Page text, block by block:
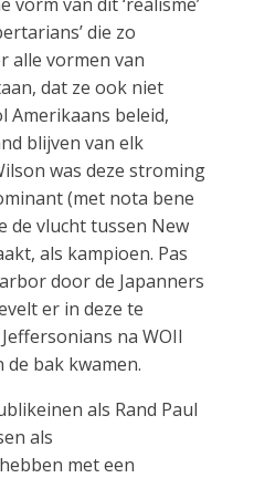
die zo
alle vormen van
dat ze ook niet
Amerikaans beleid,
blijven van elk
was deze stroming
(met nota bene
de vlucht tussen New
als kampioen. Pas
door de Japanners
er in deze te
na WOII
bak kwamen.
als Rand Paul
als
met een